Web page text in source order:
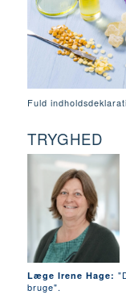
Fuld
TRYGHED
Læge Irene Hage:
bruge".